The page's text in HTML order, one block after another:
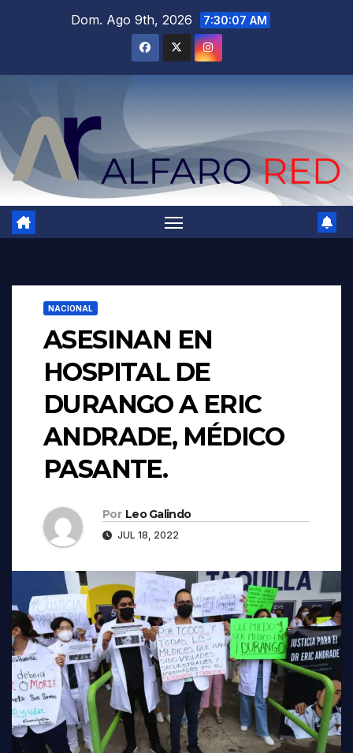
Dom. Ago 9th, 2026 7:30:08 AM
NACIONAL
ASESINAN EN
HOSPITAL DE
DURANGO A ERIC
ANDRADE, MÉDICO
PASANTE.
Por Leo Galindo
JUL 18, 2022